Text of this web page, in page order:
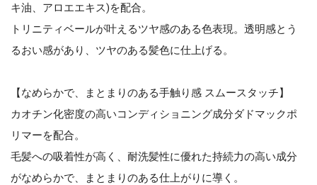
キ油、アロエエキス)を配合。
トリニティベールが叶えるツヤ感のある色表現。透明感とう
るおい感があり、ツヤのある髪色に仕上げる。
【なめらかで、まとまりのある手触り感 スムースタッチ】
カオチン化密度の高いコンディショニング成分ダドマックポ
リマーを配合。
毛髪への吸着性が高く、耐洗髪性に優れた持続力の高い成分
がなめらかで、まとまりのある仕上がりに導く。